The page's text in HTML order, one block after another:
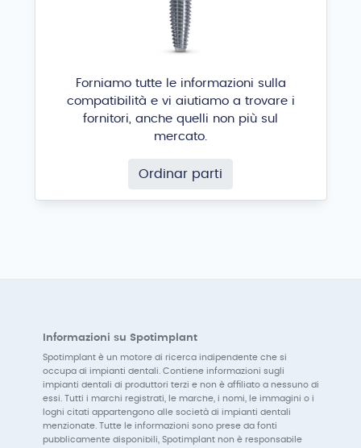
Forniamo tutte le informazioni sulla
compatibilità e vi aiutiamo a trovare i
fornitori, anche quelli non più sul
mercato.
Ordinar parti
Informazioni su Spotimplant
Spotimplant è un motore di ricerca indipendente che si
occupa di impianti dentali. Contiene informazioni sugli
impianti dentali di produttori terzi e non è affiliato a nessuno di
essi. Tutti i marchi registrati, le marche, i nomi, le immagini o i
loghi citati appartengono alle società di impianti dentali
menzionate. Tutte le informazioni sono prese da fonti
pubblicamente disponibili, Spotimplant non è responsabile